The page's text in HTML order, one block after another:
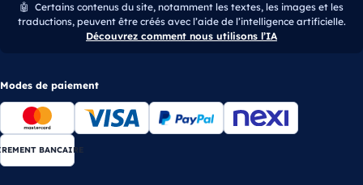
🤖 Certains contenus du site, notamment les textes, les images et les
traductions, peuvent être créés avec l’aide de l’intelligence artificielle.
Découvrez comment nous utilisons l’IA
Modes de paiement
BANCAIRE